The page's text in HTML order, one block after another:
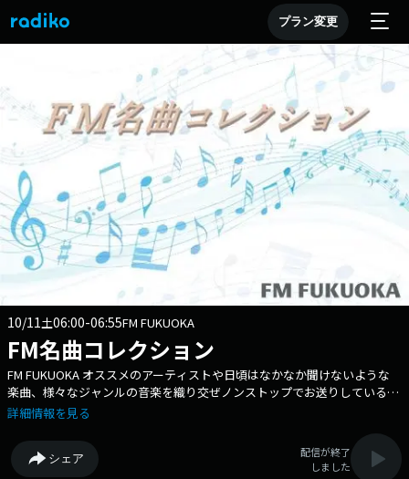
プラン変更
10/11土06:00-06:55FM FUKUOKA
FM名曲コレクション
FM FUKUOKA オススメのアーティストや日頃はなかなか聞けないような
楽曲、様々なジャンルの音楽を織り交ぜノンストップでお送りしている音
楽番組です。 番組Webサイト：
https://fmfukuoka.co.jp/message/?program_id=30
詳細情報を見る
シェア
配信が終了
しました